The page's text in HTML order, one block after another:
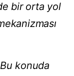
bir orta yol
konuda